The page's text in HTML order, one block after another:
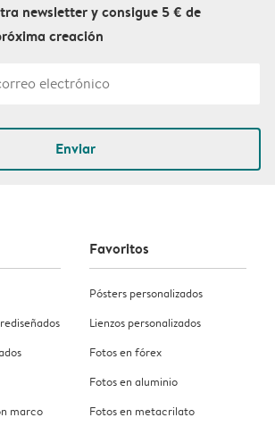
newsletter y consigue 5 € de
creación
Enviar
marco
Favoritos
Pósters personalizados
Lienzos personalizados
Fotos en fórex
Fotos en aluminio
Fotos en metacrilato